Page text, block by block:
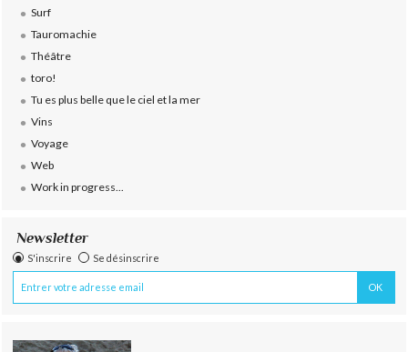
Surf
Tauromachie
Théâtre
toro!
Tu es plus belle que le ciel et la mer
Vins
Voyage
Web
Work in progress...
Newsletter
S'inscrire Se désinscrire